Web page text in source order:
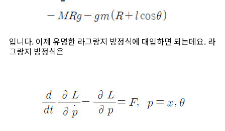
입니다. 이제 유명한 라그랑지 방정식에 대입하면 되는데요. 라
그랑지 방정식은